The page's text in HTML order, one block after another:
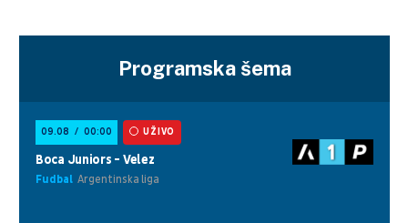
Programska šema